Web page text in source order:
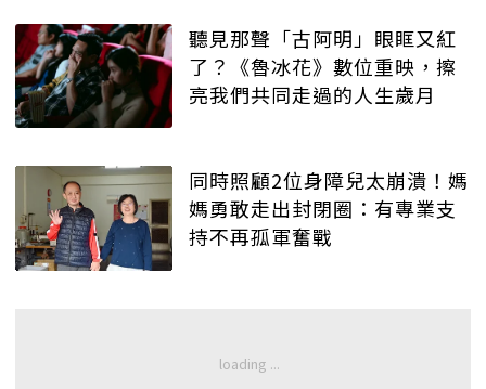
聽見那聲「古阿明」眼眶又紅
了？《魯冰花》數位重映，擦
亮我們共同走過的人生歲月
同時照顧2位身障兒太崩潰！媽
媽勇敢走出封閉圈：有專業支
持不再孤軍奮戰